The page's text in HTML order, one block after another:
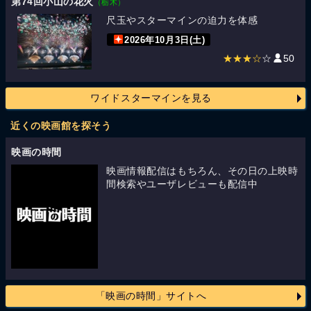
（栃木）
尺玉やスターマインの迫力を体感
2026年10月3日(土)
★★★☆☆ 50
ワイドスターマインを見る
近くの映画館を探そう
映画の時間
映画情報配信はもちろん、その日の上映時
間検索やユーザレビューも配信中
「映画の時間」サイトへ